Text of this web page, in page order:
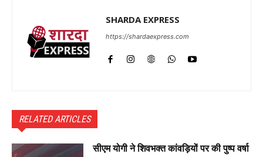
SHARDA EXPRESS
https://shardaexpress.com
RELATED ARTICLES
सीएम योगी ने शिवभक्त कांवड़ियों पर की पुष्प वर्षा